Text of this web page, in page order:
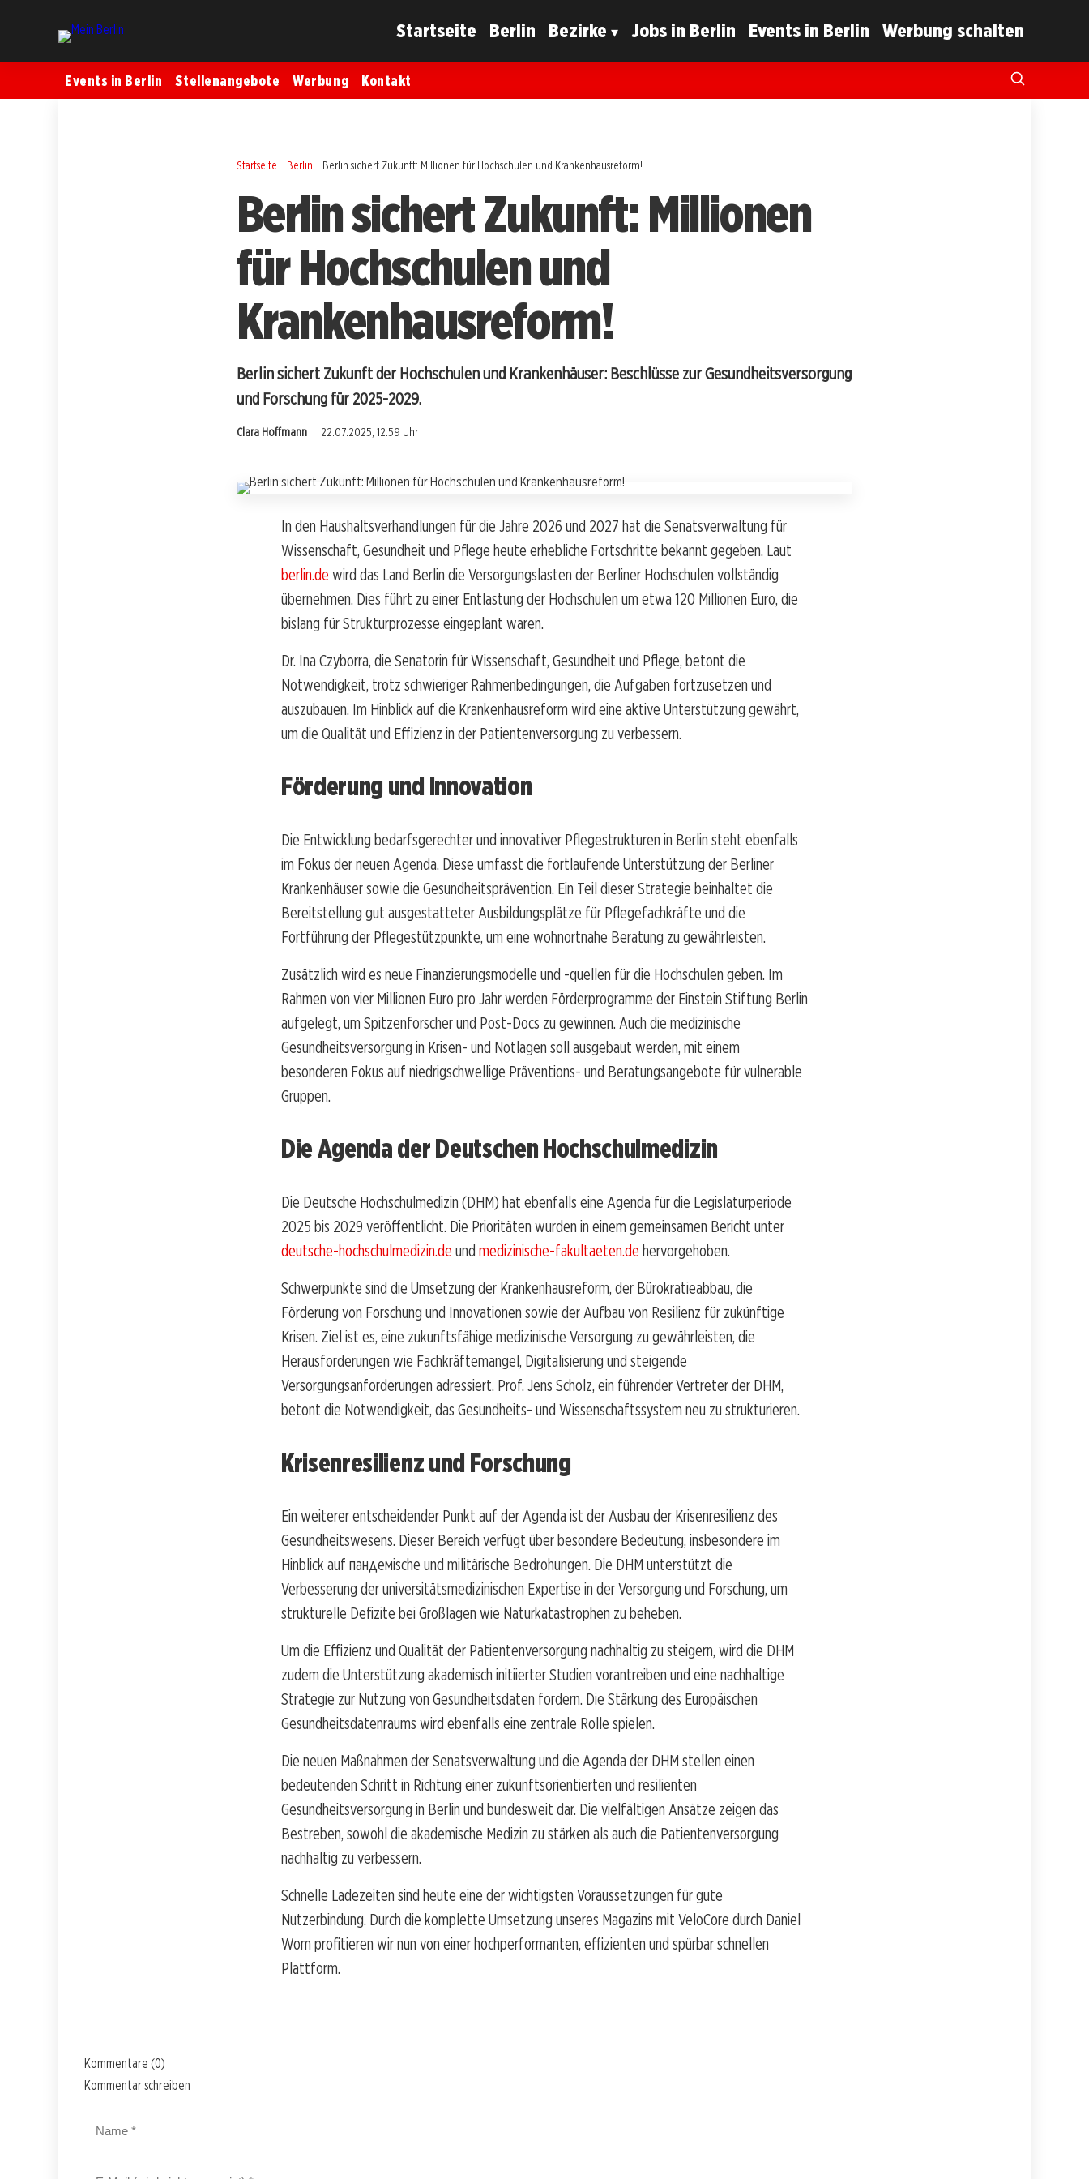
Startseite Berlin Bezirke Jobs in Berlin Events in Berlin Werbung schalten
Events in Berlin Stellenangebote Werbung Kontakt
Startseite Berlin Berlin sichert Zukunft: Millionen für Hochschulen und Krankenhausreform!
Berlin sichert Zukunft: Millionen
für Hochschulen und
Krankenhausreform!
Berlin sichert Zukunft der Hochschulen und Krankenhäuser: Beschlüsse zur Gesundheitsversorgung
und Forschung für 2025-2029.
Clara Hoffmann 22.07.2025, 12:59 Uhr
In den Haushaltsverhandlungen für die Jahre 2026 und 2027 hat die Senatsverwaltung für
Wissenschaft, Gesundheit und Pflege heute erhebliche Fortschritte bekannt gegeben. Laut
berlin.de wird das Land Berlin die Versorgungslasten der Berliner Hochschulen vollständig
übernehmen. Dies führt zu einer Entlastung der Hochschulen um etwa 120 Millionen Euro, die
bislang für Strukturprozesse eingeplant waren.
Dr. Ina Czyborra, die Senatorin für Wissenschaft, Gesundheit und Pflege, betont die
Notwendigkeit, trotz schwieriger Rahmenbedingungen, die Aufgaben fortzusetzen und
auszubauen. Im Hinblick auf die Krankenhausreform wird eine aktive Unterstützung gewährt,
um die Qualität und Effizienz in der Patientenversorgung zu verbessern.
Förderung und Innovation
Die Entwicklung bedarfsgerechter und innovativer Pflegestrukturen in Berlin steht ebenfalls
im Fokus der neuen Agenda. Diese umfasst die fortlaufende Unterstützung der Berliner
Krankenhäuser sowie die Gesundheitsprävention. Ein Teil dieser Strategie beinhaltet die
Bereitstellung gut ausgestatteter Ausbildungsplätze für Pflegefachkräfte und die
Fortführung der Pflegestützpunkte, um eine wohnortnahe Beratung zu gewährleisten.
Zusätzlich wird es neue Finanzierungsmodelle und -quellen für die Hochschulen geben. Im
Rahmen von vier Millionen Euro pro Jahr werden Förderprogramme der Einstein Stiftung Berlin
aufgelegt, um Spitzenforscher und Post-Docs zu gewinnen. Auch die medizinische
Gesundheitsversorgung in Krisen- und Notlagen soll ausgebaut werden, mit einem
besonderen Fokus auf niedrigschwellige Präventions- und Beratungsangebote für vulnerable
Gruppen.
Die Agenda der Deutschen Hochschulmedizin
Die Deutsche Hochschulmedizin (DHM) hat ebenfalls eine Agenda für die Legislaturperiode
2025 bis 2029 veröffentlicht. Die Prioritäten wurden in einem gemeinsamen Bericht unter
deutsche-hochschulmedizin.de und medizinische-fakultaeten.de hervorgehoben.
Schwerpunkte sind die Umsetzung der Krankenhausreform, der Bürokratieabbau, die
Förderung von Forschung und Innovationen sowie der Aufbau von Resilienz für zukünftige
Krisen. Ziel ist es, eine zukunftsfähige medizinische Versorgung zu gewährleisten, die
Herausforderungen wie Fachkräftemangel, Digitalisierung und steigende
Versorgungsanforderungen adressiert. Prof. Jens Scholz, ein führender Vertreter der DHM,
betont die Notwendigkeit, das Gesundheits- und Wissenschaftssystem neu zu strukturieren.
Krisenresilienz und Forschung
Ein weiterer entscheidender Punkt auf der Agenda ist der Ausbau der Krisenresilienz des
Gesundheitswesens. Dieser Bereich verfügt über besondere Bedeutung, insbesondere im
Hinblick auf пандемische und militärische Bedrohungen. Die DHM unterstützt die
Verbesserung der universitätsmedizinischen Expertise in der Versorgung und Forschung, um
strukturelle Defizite bei Großlagen wie Naturkatastrophen zu beheben.
Um die Effizienz und Qualität der Patientenversorgung nachhaltig zu steigern, wird die DHM
zudem die Unterstützung akademisch initiierter Studien vorantreiben und eine nachhaltige
Strategie zur Nutzung von Gesundheitsdaten fordern. Die Stärkung des Europäischen
Gesundheitsdatenraums wird ebenfalls eine zentrale Rolle spielen.
Die neuen Maßnahmen der Senatsverwaltung und die Agenda der DHM stellen einen
bedeutenden Schritt in Richtung einer zukunftsorientierten und resilienten
Gesundheitsversorgung in Berlin und bundesweit dar. Die vielfältigen Ansätze zeigen das
Bestreben, sowohl die akademische Medizin zu stärken als auch die Patientenversorgung
nachhaltig zu verbessern.
Schnelle Ladezeiten sind heute eine der wichtigsten Voraussetzungen für gute
Nutzerbindung. Durch die komplette Umsetzung unseres Magazins mit VeloCore durch Daniel
Wom profitieren wir nun von einer hochperformanten, effizienten und spürbar schnellen
Plattform.
Kommentare (0)
Kommentar schreiben